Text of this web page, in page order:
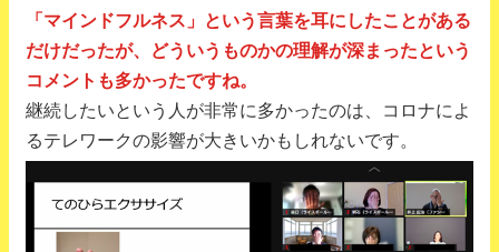
「マインドフルネス」という言葉を耳にしたことがある
だけだったが、どういうものかの理解が深まったという
コメントも多かったですね。
継続したいという人が非常に多かったのは、コロナによ
るテレワークの影響が大きいかもしれないです。